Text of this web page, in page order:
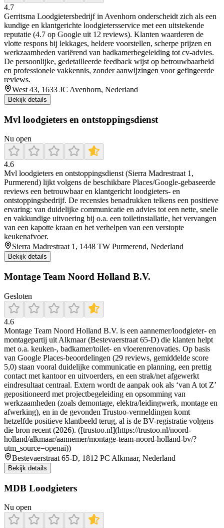
4.7
Gerritsma Loodgietersbedrijf in Avenhorn onderscheidt zich als een
kundige en klantgerichte loodgietersservice met een uitstekende
reputatie (4.7 op Google uit 12 reviews). Klanten waarderen de
vlotte respons bij lekkages, heldere voorstellen, scherpe prijzen en
werkzaamheden variërend van badkamerbegeleiding tot cv-advies.
De persoonlijke, gedetailleerde feedback wijst op betrouwbaarheid
en professionele vakkennis, zonder aanwijzingen voor gefingeerde
reviews.
West 43, 1633 JC Avenhorn, Nederland
Bekijk details
Mvl loodgieters en ontstoppingsdienst
Nu open
4.6
Mvl loodgieters en ontstoppingsdienst (Sierra Madrestraat 1,
Purmerend) lijkt volgens de beschikbare Places/Google-gebaseerde
reviews een betrouwbaar en klantgericht loodgieters- en
ontstoppingsbedrijf. De recensies benadrukken telkens een positieve
ervaring: van duidelijke communicatie en advies tot een nette, snelle
en vakkundige uitvoering bij o.a. een toiletinstallatie, het vervangen
van een kapotte kraan en het verhelpen van een verstopte
keukenafvoer.
Sierra Madrestraat 1, 1448 TW Purmerend, Nederland
Bekijk details
Montage Team Noord Holland B.V.
Gesloten
4.6
Montage Team Noord Holland B.V. is een aannemer/loodgieter- en
montagepartij uit Alkmaar (Bestevaerstraat 65-D) die klanten helpt
met o.a. keuken-, badkamer/toilet- en vloerenrenovaties. Op basis
van Google Places-beoordelingen (29 reviews, gemiddelde score
5,0) staan vooral duidelijke communicatie en planning, een prettig
contact met kantoor en uitvoerders, en een strak/net afgewerkt
eindresultaat centraal. Extern wordt de aanpak ook als ‘van A tot Z’
gepositioneerd met projectbegeleiding en opsomming van
werkzaamheden (zoals demontage, elektra/leidingwerk, montage en
afwerking), en in de gevonden Trustoo-vermeldingen komt
hetzelfde positieve klantbeeld terug, al is de BV-registratie volgens
die bron recent (2026). ([trustoo.nl](https://trustoo.nl/noord-
holland/alkmaar/aannemer/montage-team-noord-holland-bv/?
utm_source=openai))
Bestevaerstraat 65-D, 1812 PC Alkmaar, Nederland
Bekijk details
MDB Loodgieters
Nu open